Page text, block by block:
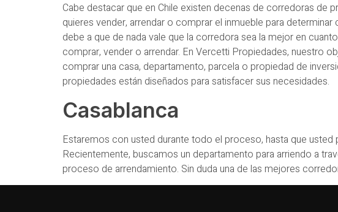
Cabe destacar que en Chile existen decenas de corredoras de
quieres vender, arrendar o comprar el inmueble para
debe a que de nada vale que la corredora sea la mejor en
comprar, vender o arrendar. En Vercetti Propiedades, nuestro
comprar una casa, departamento, parcela o propiedad de
propiedades están diseñados para satisfacer sus necesidades.
Casablanca
Estaremos con usted durante todo el proceso, hasta que
Recientemente, buscamos un departamento para arriendo a
proceso de arrendamiento. Sin duda una de las mejores